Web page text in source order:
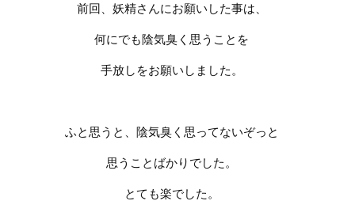
前回、妖精さんにお願いした事は、
何にでも陰気臭く思うことを
手放しをお願いしました。
ふと思うと、陰気臭く思ってないぞっと
思うことばかりでした。
とても楽でした。